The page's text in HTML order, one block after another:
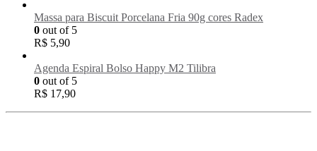
Massa para Biscuit Porcelana Fria 90g cores Radex
0 out of 5
R$ 5,90
Agenda Espiral Bolso Happy M2 Tilibra
0 out of 5
R$ 17,90